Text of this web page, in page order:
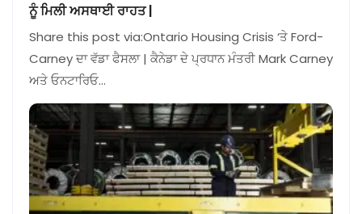
ਨੂੰ ਮਿਲੀ ਅਸਥਾਈ ਰਾਹਤ |
Share this post via:Ontario Housing Crisis ‘ਤੇ Ford-
Carney ਦਾ ਵੱਡਾ ਫੈਸਲਾ | ਕੈਨੇਡਾ ਦੇ ਪ੍ਰਧਾਨ ਮੰਤਰੀ Mark Carney
ਅਤੇ ਓਨਟਾਰਿਓ…